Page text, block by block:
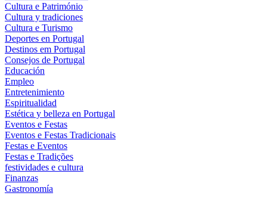
Cultura e Património
Cultura y tradiciones
Cultura e Turismo
Deportes en Portugal
Destinos em Portugal
Consejos de Portugal
Educación
Empleo
Entretenimiento
Espiritualidad
Estética y belleza en Portugal
Eventos e Festas
Eventos e Festas Tradicionais
Festas e Eventos
Festas e Tradições
festividades e cultura
Finanzas
Gastronomía